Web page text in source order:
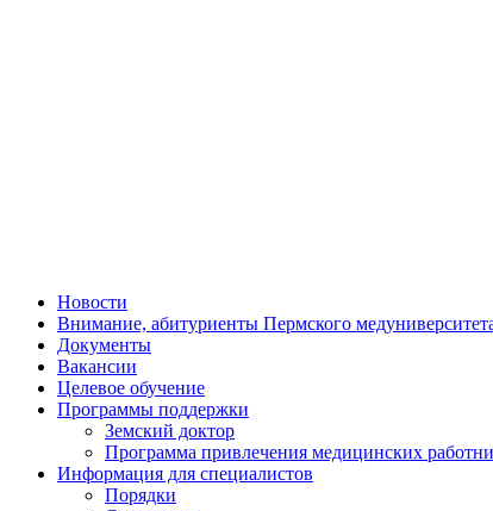
Новости
Внимание, абитуриенты Пермского
Документы
Вакансии
Целевое обучение
Программы поддержки
Земский доктор
Программа привлечения медицинских
Информация для специалистов
Порядки